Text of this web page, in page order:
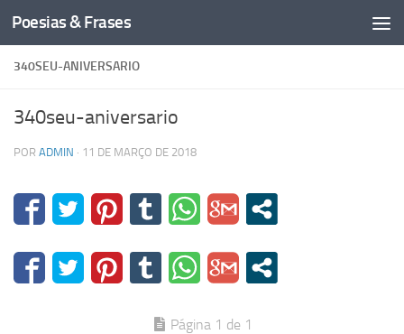
Skip to content
Poesias & Frases
340SEU-ANIVERSARIO
340seu-aniversario
POR ADMIN · 11 DE MARÇO DE 2018
Página 1 de 1